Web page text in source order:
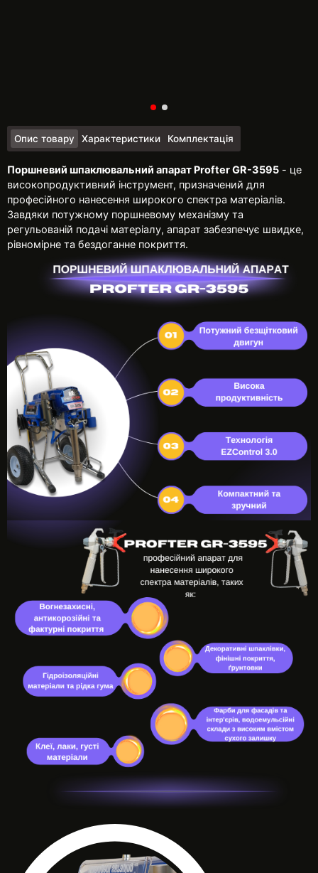
Опис товару Характеристики Комплектація
Поршневий шпаклювальний апарат Profter GR-3595 - це
високопродуктивний інструмент, призначений для
професійного нанесення широкого спектра матеріалів.
Завдяки потужному поршневому механізму та
регульованій подачі матеріалу, апарат забезпечує швидке,
рівномірне та бездоганне покриття.